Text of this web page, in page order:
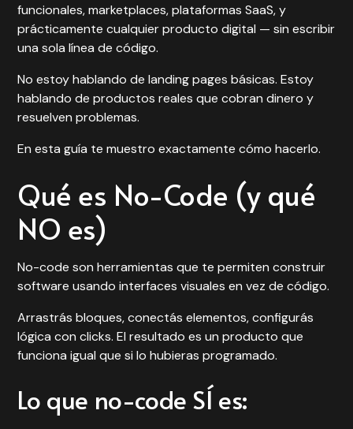
funcionales, marketplaces, plataformas SaaS, y
prácticamente cualquier producto digital — sin escribir
una sola línea de código.
No estoy hablando de landing pages básicas. Estoy
hablando de productos reales que cobran dinero y
resuelven problemas.
En esta guía te muestro exactamente cómo hacerlo.
Qué es No-Code (y qué
NO es)
No-code son herramientas que te permiten construir
software usando interfaces visuales en vez de código.
Arrastrás bloques, conectás elementos, configurás
lógica con clicks. El resultado es un producto que
funciona igual que si lo hubieras programado.
Lo que no-code SÍ es: